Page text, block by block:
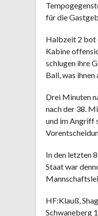
für die
Halbzeit 2 bot
Kabine
schlugen ihre
Ball, was
Drei Minuten
nach der 38.
und im Angriff
In den letzten
Staat war
HF:Klauß,
Schwaneberg